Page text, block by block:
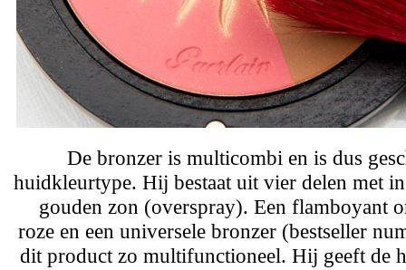
De bronzer is multicombi en is dus
huidkleurtype. Hij bestaat uit vier delen met
gouden zon (overspray). Een flamboyant
roze en een universele bronzer (bestseller
dit product zo multifunctioneel. Hij geeft de